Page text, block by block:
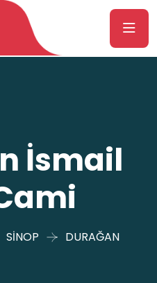
İsmail
SİNOP DURAĞAN